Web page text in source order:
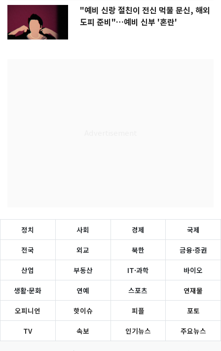
"예비 신랑 절친이 전신 먹물 문신, 해외
도피 준비"…예비 신부 '혼란'
정치 사회 경제 국제
전국 외교 북한 금융·증권
산업 부동산 IT·과학 바이오
생활·문화 연예 스포츠 연재물
오피니언 핫이슈 피플 포토
TV 속보 인기뉴스 주요뉴스